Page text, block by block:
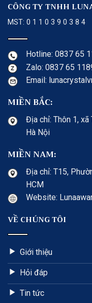
CÔNG TY TNHH
MST: 0 1 1 0 3 9 0 3 8 4
Hotline: 0837 65
Zalo: 0837 65
Email:
MIỀN BẮC:
Địa chỉ: Thôn 1, xã
Hà Nội
MIỀN NAM:
Địa chỉ: T15,
HCM
Website:
VỀ CHÚNG TÔI
Giới thiệu
Hỏi đáp
Tin tức